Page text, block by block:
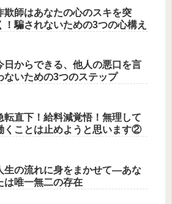
欺師はあなたの心のスキを突
！騙されないための3つの心構え
日からできる、他人の悪口を言
ないための3つのステップ
転直下！給料減覚悟！無理して
くことは止めようと思います②
生の流れに身をまかせて—あな
は唯一無二の存在